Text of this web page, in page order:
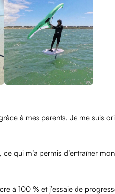
à mes parents. Je me suis
qui m’a permis d’entraîner
à 100 % et j’essaie de